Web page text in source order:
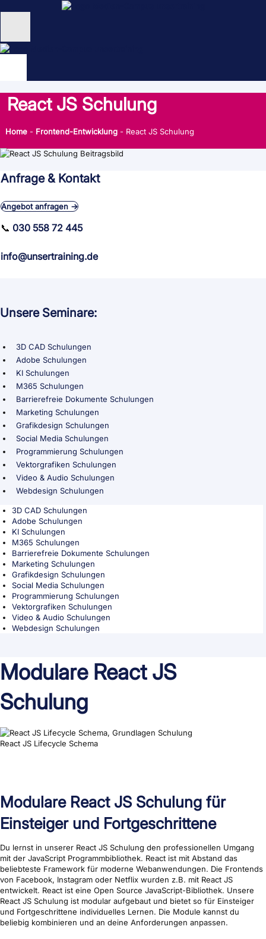
Inhalt
Unternehmen
NEU: KI Schulungen
unsertraining Blog
React JS Schulung
Home - Frontend-Entwicklung - React JS Schulung
Anfrage & Kontakt
Angebot anfragen →
📞 030 558 72 445
info@unsertraining.de
Unsere Seminare:
3D CAD Schulungen
Adobe Schulungen
KI Schulungen
M365 Schulungen
Barrierefreie Dokumente Schulungen
Marketing Schulungen
Grafikdesign Schulungen
Social Media Schulungen
Programmierung Schulungen
Vektorgrafiken Schulungen
Video & Audio Schulungen
Webdesign Schulungen
3D CAD Schulungen
Adobe Schulungen
KI Schulungen
M365 Schulungen
Barrierefreie Dokumente Schulungen
Marketing Schulungen
Grafikdesign Schulungen
Social Media Schulungen
Programmierung Schulungen
Vektorgrafiken Schulungen
Video & Audio Schulungen
Webdesign Schulungen
Modulare React JS
Schulung
React JS Lifecycle Schema
Modulare React JS Schulung für
Einsteiger und Fortgeschrittene
Du lernst in unserer React JS Schulung den professionellen Umgang
mit der JavaScript Programmbibliothek. React ist mit Abstand das
beliebteste Framework für moderne Webanwendungen. Die Frontends
von Facebook, Instagram oder Netflix wurden z.B. mit React JS
entwickelt. React ist eine Open Source JavaScript-Bibliothek. Unsere
React JS Schulung ist modular aufgebaut und bietet so für Einsteiger
und Fortgeschrittene individuelles Lernen. Die Module kannst du
beliebig kombinieren und an deine Anforderungen anpassen.